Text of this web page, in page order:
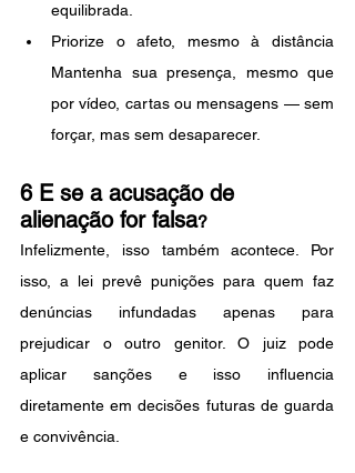
equilibrada.
Priorize o afeto, mesmo à distância
Mantenha sua presença, mesmo que
por vídeo, cartas ou mensagens — sem
forçar, mas sem desaparecer.
6 E se a acusação de
alienação for falsa?
Infelizmente, isso também acontece. Por
isso, a lei prevê punições para quem faz
denúncias infundadas apenas para
prejudicar o outro genitor. O juiz pode
aplicar sanções e isso influencia
diretamente em decisões futuras de guarda
e convivência.